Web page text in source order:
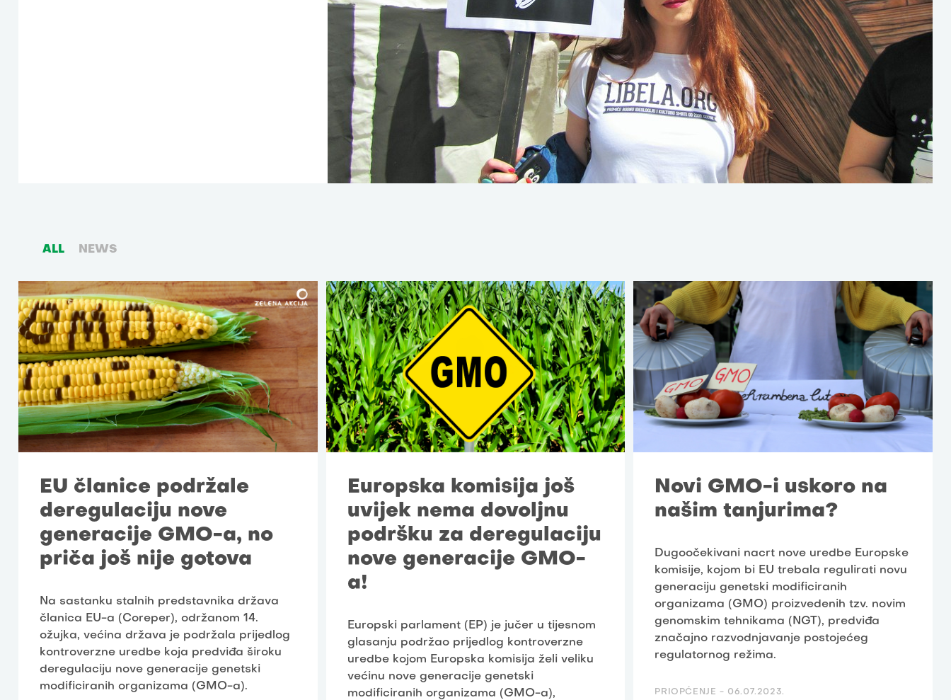
ALL NEWS
EU članice podržale
deregulaciju nove
generacije GMO-a, no
priča još nije gotova
Na sastanku stalnih predstavnika država
članica EU-a (Coreper), održanom 14.
ožujka, većina država je podržala prijedlog
kontroverzne uredbe koja predviđa široku
deregulaciju nove generacije genetski
modificiranih organizama (GMO-a).
Europska komisija još
uvijek nema dovoljnu
podršku za deregulaciju
nove generacije GMO-
a!
Europski parlament (EP) je jučer u tijesnom
glasanju podržao prijedlog kontroverzne
uredbe kojom Europska komisija želi veliku
većinu nove generacije genetski
modificiranih organizama (GMO-a),
Novi GMO-i uskoro na
našim tanjurima?
Dugoočekivani nacrt nove uredbe Europske
komisije, kojom bi EU trebala regulirati novu
generaciju genetski modificiranih
organizama (GMO) proizvedenih tzv. novim
genomskim tehnikama (NGT), predviđa
značajno razvodnjavanje postojećeg
regulatornog režima.
PRIOPĆENJE - 06.07.2023.